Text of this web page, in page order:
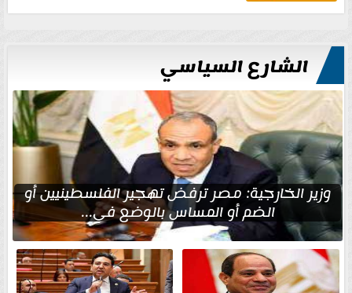
الشارع السياسي
وزير الخارجية: مصر ترفض تهجير الفلسطينيين أو
الضم أو المساس بالوضع في...